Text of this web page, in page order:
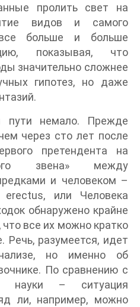
пролить свет на
видов и самого
больше и больше
показывая, что
значительно сложнее
гипотез, но даже
пути немало. Прежде
через сто лет после
претендента на
звена» между
и человеком –
erectus, или Человека
обнаружено крайне
все их можно кратко
Речь, разумеется, идет
но именно об
По сравнению с
науки – ситуация
ли, например, можно